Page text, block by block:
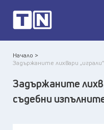
Начало >
Задържаните лихвари
Задържаните
съдебни